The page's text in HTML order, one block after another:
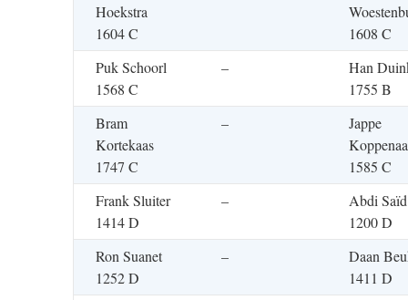
Hoekstra
1604 C
1608 C
Puk Schoorl
1568 C
–
Han
1755 B
Bram
Kortekaas
1747 C
–
Jappe
1585 C
Frank Sluiter
1414 D
–
Abdi Saïd
1200 D
Ron Suanet
1252 D
–
Daan
1411 D